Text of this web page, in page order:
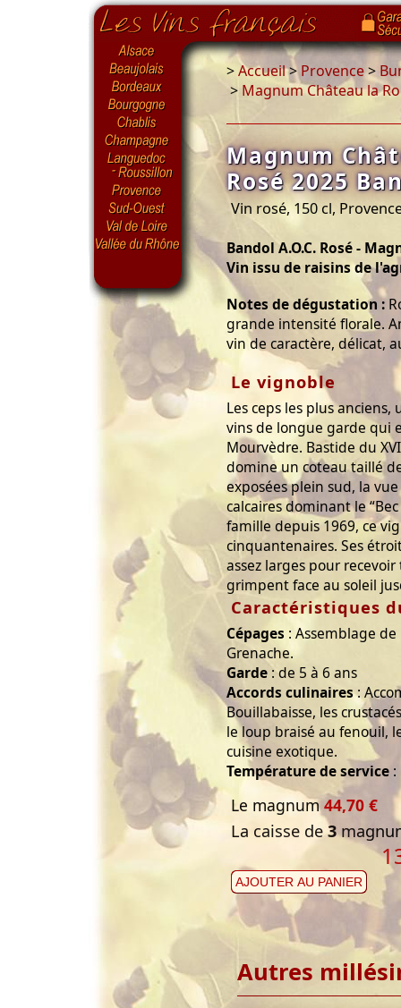
>Accueil>Provence>
> Magnum Château la
Magnum
Rosé 2025
Vin rosé, 150 cl,
Bandol A.O.C. Rosé -
Vin issu de raisins de
Notes de dégustation :
grande intensité florale.
vin de caractère, délicat,
Le vignoble
Les ceps les plus
vins de longue garde
Mourvèdre. Bastide du
domine un coteau taillé
exposées plein sud, la
calcaires dominant le
famille depuis 1969, ce
cinquantenaires. Ses
assez larges pour
grimpent face au soleil
Caractéristiques
Cépages : Assemblage
Grenache.
Garde: de 5 à 6 ans
Accords culinaires:
Bouillabaisse, les
le loup braisé au fenouil,
cuisine exotique.
Température de service :
Le magnum44,70 €
La caisse de3
AJOUTER AU PANIER
Autres